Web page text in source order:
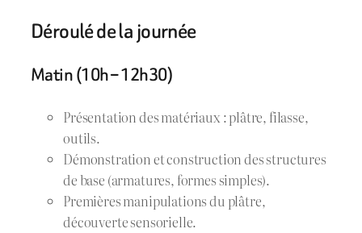
Déroulé de la journée
Matin (10h – 12h30)
Présentation des matériaux : plâtre, filasse,
outils.
Démonstration et construction des structures
de base (armatures, formes simples).
Premières manipulations du plâtre,
découverte sensorielle.